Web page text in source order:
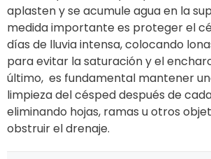
aplasten y se acumule agua en la
medida importante es proteger el
días de lluvia intensa, colocando
para evitar la saturación y el
último, es fundamental mantener
limpieza del césped después de
eliminando hojas, ramas u otros
obstruir el drenaje.